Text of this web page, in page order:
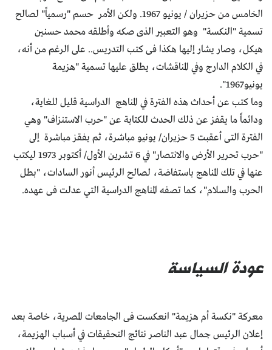
الخامس من حزيران / يونيو 1967. ولكن الأمر حسم "رسمياً" لصالح
تسمية "النكسة" وهو التعبير الذى صكه وأطلقه محمد حسنين
هيكل، وصار يشار إليها هكذا فى كتب التدريس.. على الرغم من أنه،
في الكلام الدارج وفي المناقشات، يطلق عليها تسمية "هزيمة
يونيو1967".
وما كتب عن أحداث هذه الفترة في المناهج الدراسية قليل للغاية،
ودائماً ما يقفز عن ذلك الحدث للكتابة عن "حرب الاستنزاف" وهي
الفترة التى أعقبت 5 حزيران/ يونيو مباشرة، ثم يفقز مباشرة إلى
"حرب تحرير الأرض والانتصار" في 6 تشرين الأول/ أكتوبر 1973 ليكتب
عنها في تلك المناهج باستفاضة، لصالح الرئيس أنور السادات، "بطل
الحرب والسلام"، كما تصفه المناهج الدراسية التي عدلت فى عهده.
عودة السياسة
معركة "نكسة أم هزيمة" انعكست فى الجامعات المصرية، خاصة بعد
إعلان الرئيس جمال عبد الناصر نتائج التحقيقات في أسباب الهزيمة،